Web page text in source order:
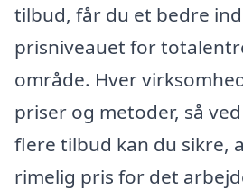
tilbud, får du et bedre
prisniveauet for
område. Hver
priser og metoder, så
flere tilbud kan du sikre,
rimelig pris for det